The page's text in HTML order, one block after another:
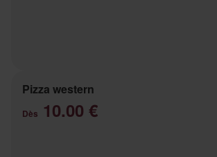
Pizza western
Dès 10.00 €